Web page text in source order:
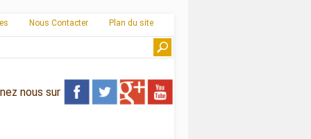
Nous Contacter Plan du site
nous sur